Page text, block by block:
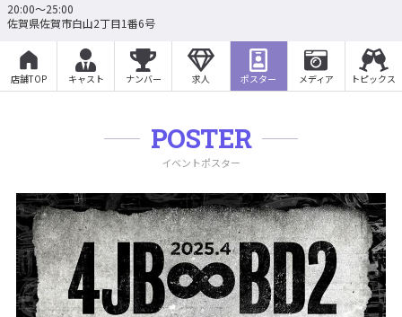
20:00～25:00
佐賀県佐賀市白山2丁目1番6号
店舗TOP キャスト ナンバー 求人 ポスター メディア トピックス
POSTER
イベントポスター